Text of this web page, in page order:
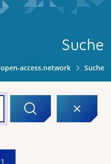
Suche
open-access.network Suche
1